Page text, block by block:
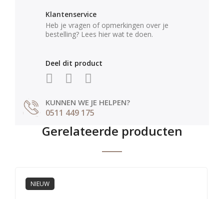
Klantenservice
Heb je vragen of opmerkingen over je
bestelling? Lees hier wat te doen.
Deel dit product
KUNNEN WE JE HELPEN?
0511 449 175
Gerelateerde producten
NIEUW